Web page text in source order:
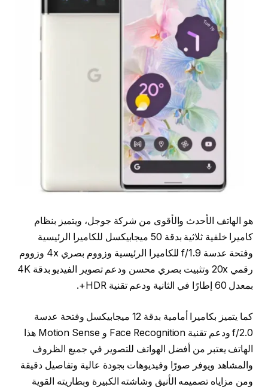
هو الهاتف الأحدث والأقوى من شركة جوجل، ويتميز بنظام
كاميرا خلفية ثلاثية بدقة 50 ميجابيكسل للكاميرا الرئيسية
وفتحة عدسة f/1.9 للكاميرا الرئيسية وزووم بصري 4x وزووم
رقمي 20x وتثبيت بصري محسن ودعم تصوير الفيديو بدقة 4K
بمعدل 60 إطارًا في الثانية ودعم تقنية HDR+.
كما يتميز بكاميرا أمامية بدقة 12 ميجابيكسل وفتحة عدسة
f/2.0 ودعم تقنية Face Recognition و Motion Sense هذا
الهاتف يعتبر من أفضل الهواتف للتصوير في جميع الظروف
والمشاهد ويوفر صورًا وفيديوهات بجودة عالية وتفاصيل دقيقة
ومن مزاياه تصميمه الأنيق وشاشته الكبيرة وبطاريته القوية